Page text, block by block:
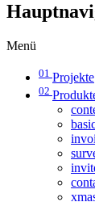
Menü
01 Projekte
02